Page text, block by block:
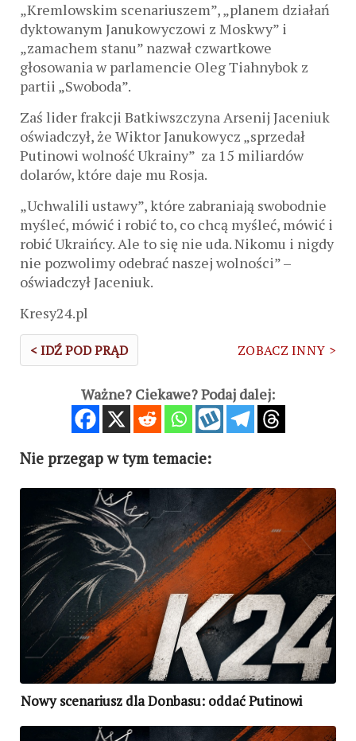
„Kremlowskim scenariuszem”, „planem działań
dyktowanym Janukowyczowi z Moskwy” i
„zamachem stanu” nazwał czwartkowe
głosowania w parlamencie Oleg Tiahnybok z
partii „Swoboda”.
Zaś lider frakcji Batkiwszczyna Arsenij Jaceniuk
oświadczył, że Wiktor Janukowycz „sprzedał
Putinowi wolność Ukrainy” za 15 miliardów
dolarów, które daje mu Rosja.
„Uchwalili ustawy”, które zabraniają swobodnie
myśleć, mówić i robić to, co chcą myśleć, mówić i
robić Ukraińcy. Ale to się nie uda. Nikomu i nigdy
nie pozwolimy odebrać naszej wolności” –
oświadczył Jaceniuk.
Kresy24.pl
< IDŹ POD PRĄD ZOBACZ INNY >
Ważne? Ciekawe? Podaj dalej:
Nie przegap w tym temacie:
Nowy scenariusz dla Donbasu: oddać Putinowi